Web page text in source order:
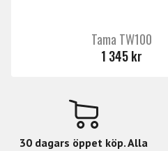
Tama TW100
1 345 kr
30 dagars öppet köp. Alla